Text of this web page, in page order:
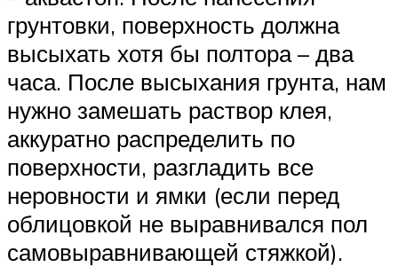
грунтовки, поверхность должна
высыхать хотя бы полтора – два
часа. После высыхания грунта, нам
нужно замешать раствор клея,
аккуратно распределить по
поверхности, разгладить все
неровности и ямки (если перед
облицовкой не выравнивался пол
самовыравнивающей стяжкой).